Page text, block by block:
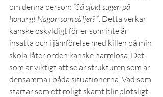
om denna person: “Så sjukt sugen på
honung! Någon som säljer? “. Detta verkar
kanske oskyldigt för er som inte är
insatta och i jämförelse med killen på min
skola låter orden kanske harmlösa. Det
som är viktigt att se är strukturen som är
densamma i båda situationerna. Vad som
startar som ett roligt skämt blir plötsligt